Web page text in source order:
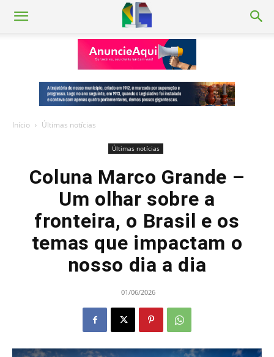
Início Últimas notícias
Últimas notícias
Coluna Marco Grande –
Um olhar sobre a
fronteira, o Brasil e os
temas que impactam o
nosso dia a dia
01/06/2026